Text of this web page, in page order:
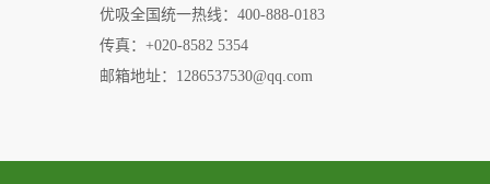
优吸全国统一热线：400-888-0183
传真：+020-8582 5354
邮箱地址：1286537530@qq.com